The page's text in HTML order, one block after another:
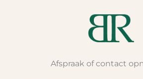
Afspraak of contact